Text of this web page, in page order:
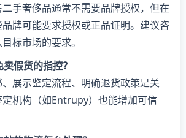
手奢侈品通常不需要品牌授权，但在
牌可能要求授权或正品证明。建议咨
标市场的要求。
假货的指控？
展示鉴定流程、明确退货政策是关
机构（如Entrupy）也能增加可信